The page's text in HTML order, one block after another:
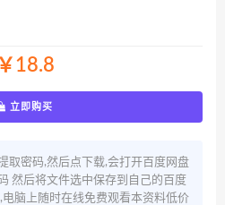
￥18.8
立即购买
取密码,然后点下载,会打开百度网盘
然后将文件选中保存到自己的百度
脑上随时在线免费观看本资料低价